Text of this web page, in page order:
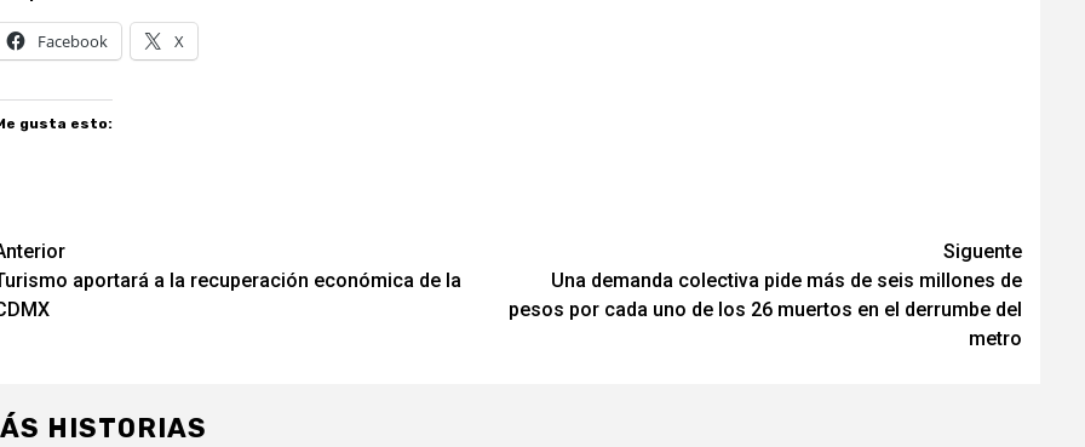
Facebook X
gusta esto:
aportará a la recuperación económica de la
Siguente
Una demanda colectiva pide más de seis millones de
pesos por cada uno de los 26 muertos en el derrumbe del
metro
HISTORIAS